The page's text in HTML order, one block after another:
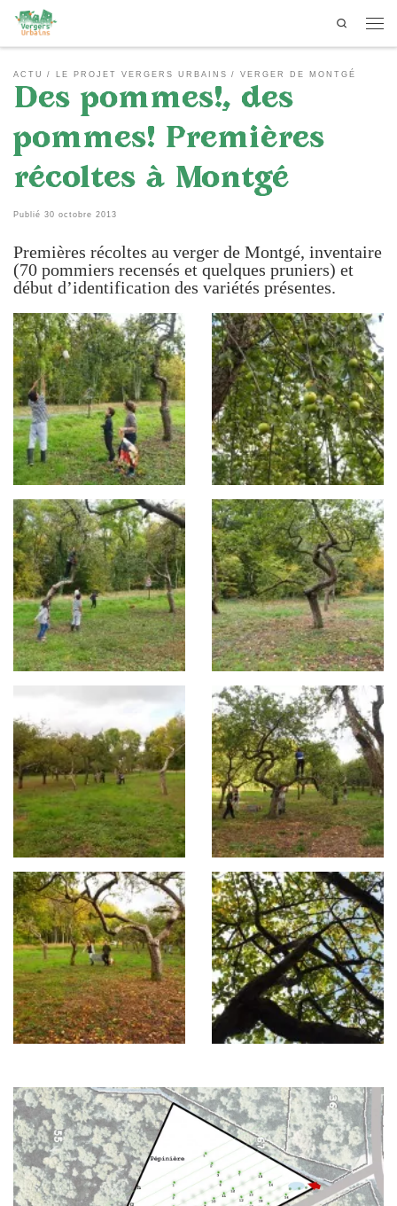
Passer au contenu
Search
ACTU LE PROJET VERGERS URBAINS VERGER DE MONTGÉ
Des pommes!, des
pommes! Premières
récoltes à Montgé
Publié 30 octobre 2013
Premières récoltes au verger de Montgé, inventaire
(70 pommiers recensés et quelques pruniers) et
début d’identification des variétés présentes.